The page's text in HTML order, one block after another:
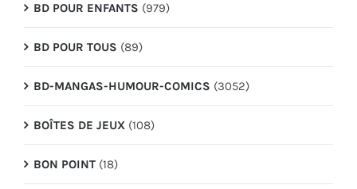
BD POUR ENFANTS (979)
BD POUR TOUS (89)
BD-MANGAS-HUMOUR-COMICS (3052)
BOÎTES DE JEUX (108)
BON POINT (18)